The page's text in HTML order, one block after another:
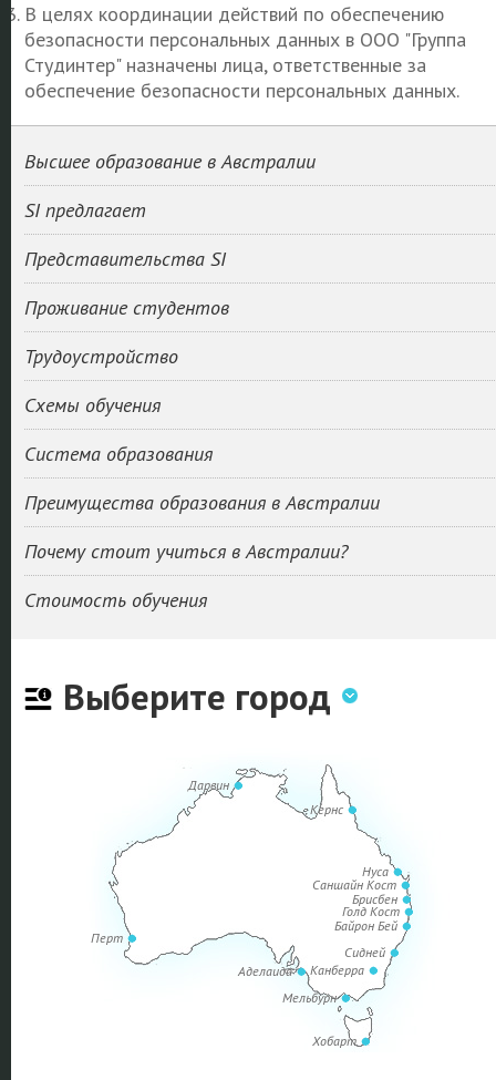
В целях координации действий по обеспечению
безопасности персональных данных в ООО "Группа
Студинтер" назначены лица, ответственные за
обеспечение безопасности персональных данных.
Высшее образование в Австралии
SI предлагает
Представительства SI
Проживание студентов
Трудоустройство
Схемы обучения
Система образования
Преимущества образования в Австралии
Почему стоит учиться в Австралии?
Стоимость обучения
Выберите город
Сидней
Аделаида
Байрон Бей
Брисбен
Голд Кост
Канберра
Кернс
Мельбурн
Перт
Саншайн Кост
Хобарт
Нуса
Дарвин